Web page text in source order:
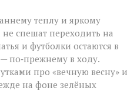
теплу и яркому
спешат переходить на
и футболки остаются в
по‑прежнему в ходу.
про «вечную весну» и
на фоне зелёных